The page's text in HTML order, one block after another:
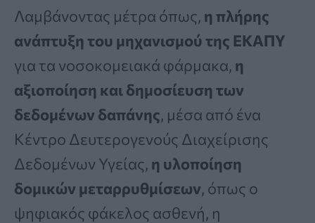
Λαμβάνοντας μέτρα όπως, η πλήρης
ανάπτυξη του μηχανισμού της ΕΚΑΠΥ
για τα νοσοκομειακά φάρμακα, η
αξιοποίηση και δημοσίευση των
δεδομένων δαπάνης, μέσα από ένα
Κέντρο Δευτερογενούς Διαχείρισης
Δεδομένων Υγείας, η υλοποίηση
δομικών μεταρρυθμίσεων, όπως ο
ψηφιακός φάκελος ασθενή, η